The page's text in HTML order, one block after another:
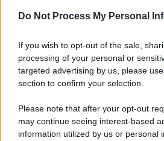
Do Not Process My Personal
If you wish to opt-out of the sale,
processing of your personal or
targeted advertising by us, please
section to confirm your selection.
Please note that after your opt-out
may continue seeing interest-based
information utilized by us or personal
Preferenze Privacy Privacy Policy